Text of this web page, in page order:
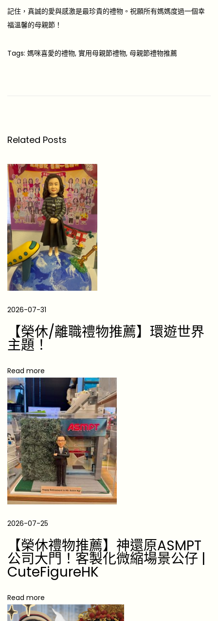
記住，真誠的愛與感激是最珍貴的禮物。祝願所有媽媽度過一個幸
福溫馨的母親節！
Tags: 媽咪喜愛的禮物, 實用母親節禮物, 母親節禮物推薦
0
6
】
變
色
秘
訣
大
公
開
！
本
種
/
養
護
方
法
/
開
花
時
間
【
康
語
大
】
8
Related Posts
2026-07-31
【榮休/離職禮物推薦】環遊世界
主題！
Read more
2026-07-25
【榮休禮物推薦】神還原ASMPT
公司大門！客製化微縮場景公仔 |
CuteFigureHK
Read more